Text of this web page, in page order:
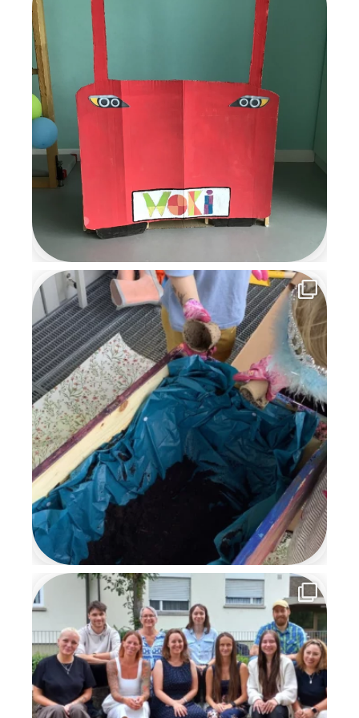
Gemeinschaft und
weihnachtlicher Vorfreude, an
die wir uns noch lange
erinnern werden.